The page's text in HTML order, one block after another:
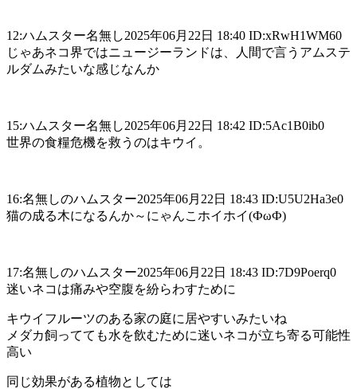
12:ハムスター名無し2025年06月22日 18:40 ID:xRwH1WM60
じゃあネコ界ではニュージーランドは、人間で言うアムステ
ルダムみたいな感じなんか
15:ハムスター名無し2025年06月22日 18:42 ID:5Ac1B0ib0
世界の食糧危機を救うのはキウイ。
16:名無しのハムスター2025年06月22日 18:43 ID:U5U2Ha3e0
猫の成る木になるんか～にゃんこホイホイ(ФωФ)
17:名無しのハムスター2025年06月22日 18:43 ID:7D9Poerq0
迷いネコは痛みや空腹を紛らわすために
キウイフルーツのある家の庭に居やすいみたいね
メダカ飼ってても水を飲むために迷いネコが立ち寄る可能性
高い
同じ効果がある植物としては